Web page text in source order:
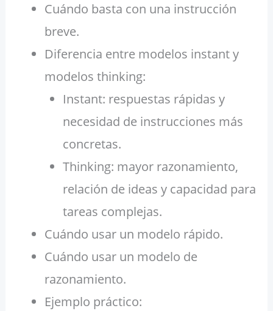
Cuándo basta con una instrucción
breve.
Diferencia entre modelos instant y
modelos thinking:
Instant: respuestas rápidas y
necesidad de instrucciones más
concretas.
Thinking: mayor razonamiento,
relación de ideas y capacidad para
tareas complejas.
Cuándo usar un modelo rápido.
Cuándo usar un modelo de
razonamiento.
Ejemplo práctico: